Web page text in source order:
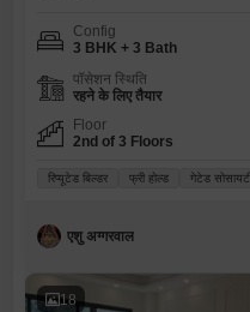
Config
3 BHK + 3 Bath
पॉसेशन स्थिति
रहने के लिए तैयार
Floor
2nd of 3 Floors
रिप्यूटेड बिल्डर फ्री होल्ड गेटेड
एशु अग्गरवाल
18